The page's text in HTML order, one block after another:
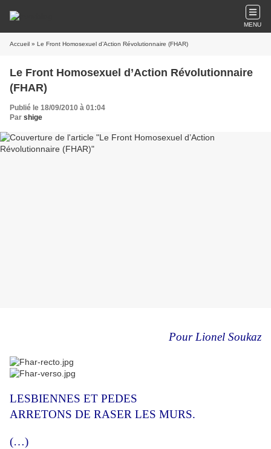
MENU
Accueil » Le Front Homosexuel d’Action Révolutionnaire (FHAR)
Le Front Homosexuel d’Action Révolutionnaire
(FHAR)
Publié le 18/09/2010 à 01:04
Par shige
Pour Lionel Soukaz
LESBIENNES ET PEDES
ARRETONS DE RASER LES MURS.
(…)